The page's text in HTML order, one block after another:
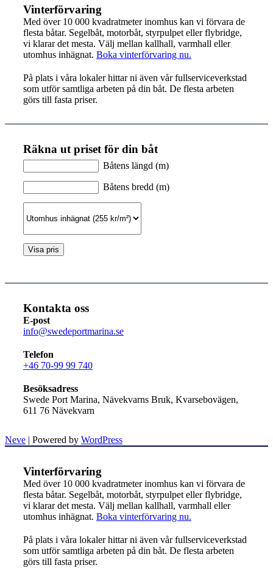
Vinterförvaring
Med över 10 000 kvadratmeter inomhus kan vi förvara de
flesta båtar. Segelbåt, motorbåt, styrpulpet eller flybridge,
vi klarar det mesta. Välj mellan kallhall, varmhall eller
utomhus inhägnat. Boka vinterförvaring nu.
På plats i våra lokaler hittar ni även vår fullserviceverkstad
som utför samtliga arbeten på din båt. De flesta arbeten
görs till fasta priser.
Räkna ut priset för din båt
Båtens längd (m)
Båtens bredd (m)
Kontakta oss
E-post
info@swedeportmarina.se
Telefon
+46 70-99 99 740
Besöksadress
Swede Port Marina, Nävekvarns Bruk, Kvarsebovägen,
611 76 Nävekvarn
Neve | Powered by WordPress
Vinterförvaring
Med över 10 000 kvadratmeter inomhus kan vi förvara de
flesta båtar. Segelbåt, motorbåt, styrpulpet eller flybridge,
vi klarar det mesta. Välj mellan kallhall, varmhall eller
utomhus inhägnat. Boka vinterförvaring nu.
På plats i våra lokaler hittar ni även vår fullserviceverkstad
som utför samtliga arbeten på din båt. De flesta arbeten
görs till fasta priser.